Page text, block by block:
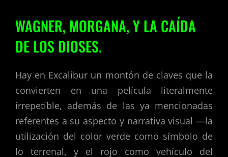
WAGNER, MORGANA, Y LA CAÍDA
DE LOS DIOSES.
Hay en Excalibur un montón de claves que la
convierten en una película literalmente
irrepetible, además de las ya mencionadas
referentes a su aspecto y narrativa visual —la
utilización del color verde como símbolo de
lo terrenal, y el rojo como vehículo del